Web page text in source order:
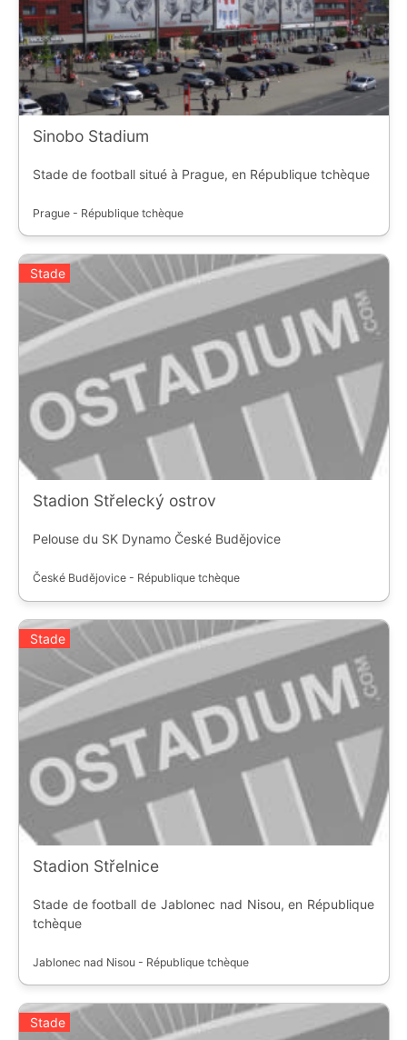
Sinobo Stadium
Stade de football situé à Prague, en République tchèque
Prague - République tchèque
Stade
Stadion Střelecký ostrov
Pelouse du SK Dynamo České Budějovice
České Budějovice - République tchèque
Stade
Stadion Střelnice
Stade de football de Jablonec nad Nisou, en République
tchèque
Jablonec nad Nisou - République tchèque
Stade